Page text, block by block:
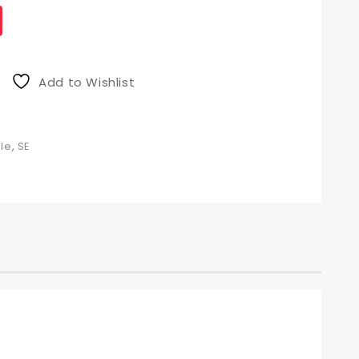
Add to Wishlist
, SE